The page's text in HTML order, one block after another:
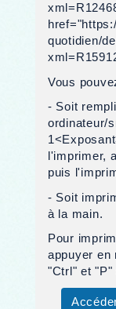
quotidien/
Vous
- Soit
ordinateur/
l'imprimer,
puis
- Soit
à la main.
Pour
appuyer en
"Ctrl" et "P"